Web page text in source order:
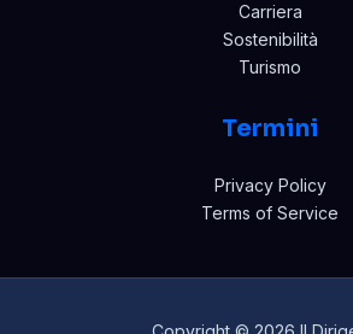
Carriera
Sostenibilità
Turismo
Termini
Privacy Policy
Terms of Service